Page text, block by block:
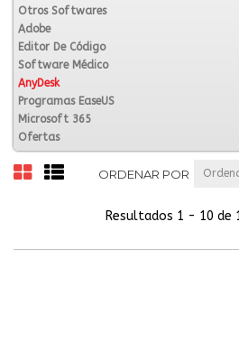
Otros Softwares
Adobe
Editor De Código
Software Médico
AnyDesk
Programas EaseUS
Microsoft 365
Ofertas
ORDENAR POR
Resultados 1 - 10 de